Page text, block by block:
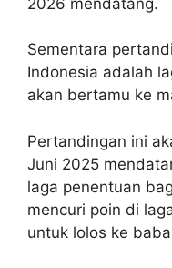
Sementara
Indonesia adalah
akan bertamu ke
Pertandingan ini
Juni 2025
laga penentuan
mencuri poin di
untuk lolos ke